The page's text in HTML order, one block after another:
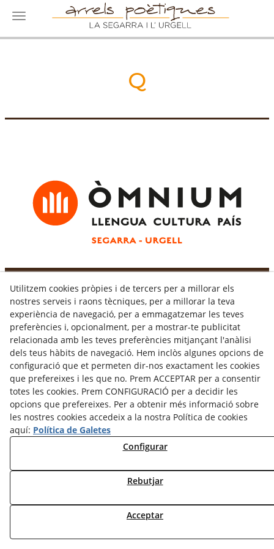
Toggle navigation
Q
Avís legal
Política Cookies Política de Privacitat
Utilitzem cookies pròpies i de tercers per a millorar els
nostres serveis i raons tècniques, per a millorar la teva
experiència de navegació, per a emmagatzemar les teves
preferències i, opcionalment, per a mostrar-te publicitat
relacionada amb les teves preferències mitjançant l'anàlisi
dels teus hàbits de navegació. Hem inclòs algunes opcions de
configuració que et permeten dir-nos exactament les cookies
que prefereixes i les que no. Prem ACCEPTAR per a consentir
totes les cookies. Prem CONFIGURACIÓ per a decidir les
opcions que prefereixes. Per a obtenir més informació sobre
les nostres cookies accedeix a la nostra Política de cookies
aquí: Política de Galetes
Configurar
Rebutjar
Acceptar